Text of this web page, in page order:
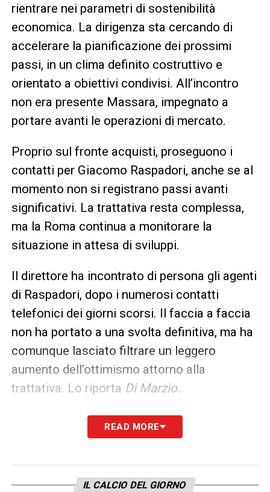
rientrare nei parametri di sostenibilità
economica. La dirigenza sta cercando di
accelerare la pianificazione dei prossimi
passi, in un clima definito costruttivo e
orientato a obiettivi condivisi. All’incontro
non era presente Massara, impegnato a
portare avanti le operazioni di mercato.
Proprio sul fronte acquisti, proseguono i
contatti per Giacomo Raspadori, anche se al
momento non si registrano passi avanti
significativi. La trattativa resta complessa,
ma la Roma continua a monitorare la
situazione in attesa di sviluppi.
Il direttore ha incontrato di persona gli agenti
di Raspadori, dopo i numerosi contatti
telefonici dei giorni scorsi. Il faccia a faccia
non ha portato a una svolta definitiva, ma ha
comunque lasciato filtrare un leggero
aumento dell’ottimismo attorno alla
trattativa. Lo riporta Di Marzio.
LEGGI ANCHE –Ultime notizie
Calciomercato LIVE: tutte le novità del
READ MORE
IL CALCIO DEL GIORNO